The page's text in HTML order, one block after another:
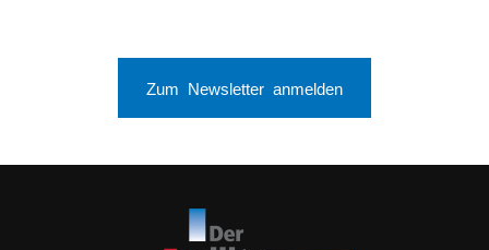
Zum Newsletter anmelden